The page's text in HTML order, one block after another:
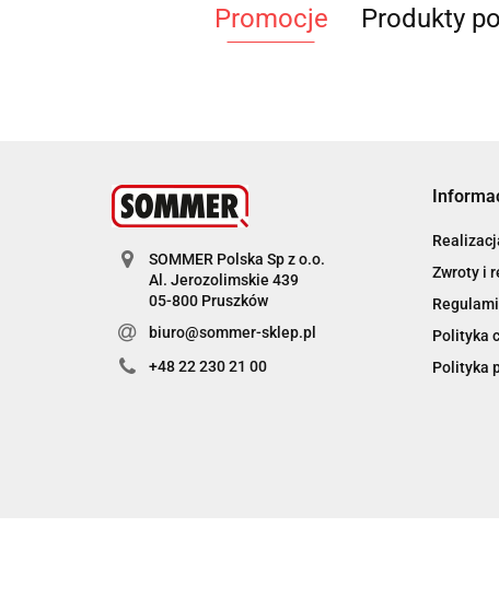
Promocje Produkty
SOMMER Polska Sp z o.o.
Al. Jerozolimskie 439
05-800 Pruszków
biuro@sommer-sklep.pl
+48 22 230 21 00
Zwroty i
Polityka
Polityka